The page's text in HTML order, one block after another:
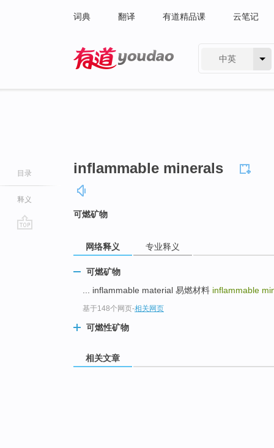
词典 翻译 有道精品课 云笔记
中英
目录
释义
inflammable minerals
可燃矿物
网络释义 专业释义
可燃矿物
... inflammable material 易燃材料 inflammable
基于148个网页-相关网页
可燃性矿物
相关文章